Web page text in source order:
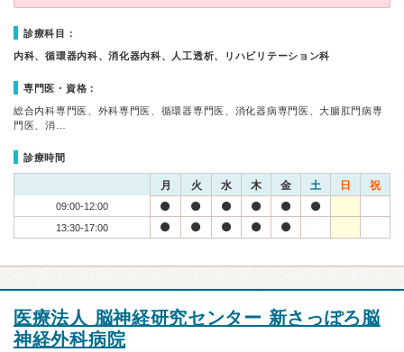
診療科目：
内科、循環器内科、消化器内科、人工透析、リハビリテーション科
専門医・資格：
総合内科専門医、外科専門医、循環器専門医、消化器病専門医、大腸肛門病専
門医、消…
診療時間
月 火 水 木 金 土 日 祝
09:00-12:00
13:30-17:00
医療法人 脳神経研究センター 新さっぽろ脳
神経外科病院